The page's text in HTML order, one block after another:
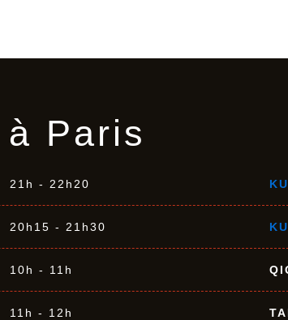
Paris
21h - 22h20
20h15 - 21h30
10h - 11h
11h - 12h